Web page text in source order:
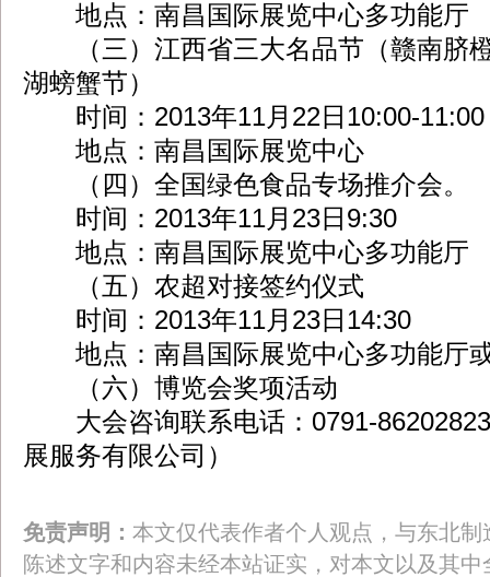
地点：南昌国际展览中心多功能厅
（三）江西省三大名品节（赣南脐
湖螃蟹节）
时间：2013年11月22日10:00-11:00
地点：南昌国际展览中心
（四）全国绿色食品专场推介会。
时间：2013年11月23日9:30
地点：南昌国际展览中心多功能厅
（五）农超对接签约仪式
时间：2013年11月23日14:30
地点：南昌国际展览中心多功能厅
（六）博览会奖项活动
大会咨询联系电话：0791-
展服务有限公司）
免责声明： 本文仅代表作者个人观点，与东北
陈述文字和内容未经本站证实，对本文以及其